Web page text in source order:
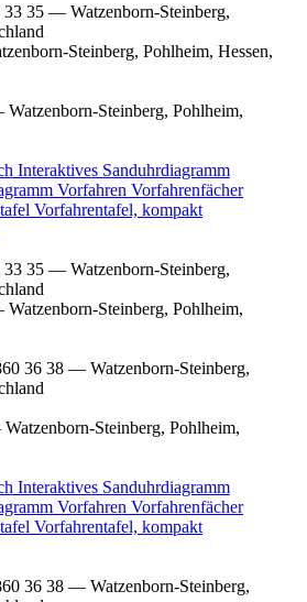
33 35 — Watzenborn-Steinberg,
Steinberg, Pohlheim, Hessen,
Watzenborn-Steinberg, Pohlheim,
Interaktives Sanduhrdiagramm
Vorfahren Vorfahrenfächer
Vorfahrentafel, kompakt
33 35 — Watzenborn-Steinberg,
Watzenborn-Steinberg, Pohlheim,
36 38 — Watzenborn-Steinberg,
Watzenborn-Steinberg, Pohlheim,
Interaktives Sanduhrdiagramm
Vorfahren Vorfahrenfächer
Vorfahrentafel, kompakt
36 38 — Watzenborn-Steinberg,